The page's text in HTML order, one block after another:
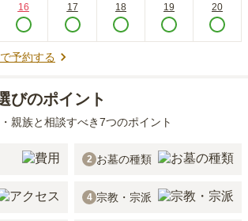
16 17 18 19 20
予約する
びのポイント
親族と相談すべき7つのポイント
2 お墓の種類
4 宗教・宗派